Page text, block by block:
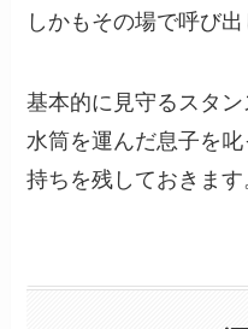
しかもその場で呼び出
基本的に見守るスタ
水筒を運んだ息子を
持ちを残しておきます